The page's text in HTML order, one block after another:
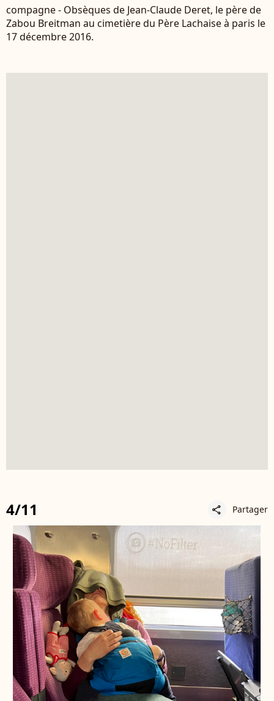
compagne - Obsèques de Jean-Claude Deret, le père de
Zabou Breitman au cimetière du Père Lachaise à paris le
17 décembre 2016.
4/11 share Partager